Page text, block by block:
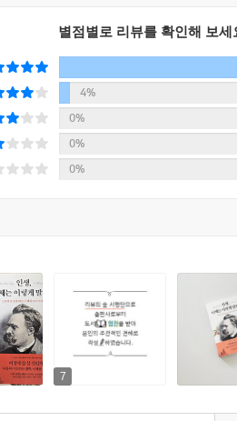
별점별로 리뷰를 확인해 보세
4%
0%
0%
0%
7